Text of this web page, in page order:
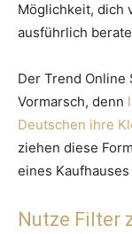
Möglichkeit, dich
ausführlich
Der Trend
Vormarsch, denn
Deutschen ihre
ziehen diese
eines Kaufhauses
Nutze Filter